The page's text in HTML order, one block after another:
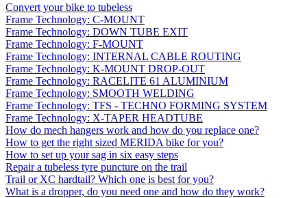
Convert your bike to tubeless
Frame Technology: C-MOUNT
Frame Technology: DOWN TUBE EXIT
Frame Technology: F-MOUNT
Frame Technology: INTERNAL CABLE ROUTING
Frame Technology: K-MOUNT DROP-OUT
Frame Technology: RACELITE 61 ALUMINIUM
Frame Technology: SMOOTH WELDING
Frame Technology: TFS - TECHNO FORMING SYSTEM
Frame Technology: X-TAPER HEADTUBE
How do mech hangers work and how do you replace one?
How to get the right sized MERIDA bike for you?
How to set up your sag in six easy steps
Repair a tubeless tyre puncture on the trail
Trail or XC hardtail? Which one is best for you?
What is a dropper, do you need one and how do they work?